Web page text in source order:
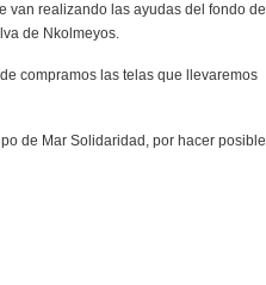
van realizando las ayudas del fondo de
de Nkolmeyos.
compramos las telas que llevaremos
de Mar Solidaridad, por hacer posible